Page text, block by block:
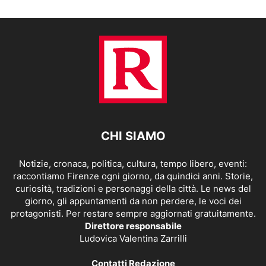
CHI SIAMO
Notizie, cronaca, politica, cultura, tempo libero, eventi:
raccontiamo Firenze ogni giorno, da quindici anni. Storie,
curiosità, tradizioni e personaggi della città. Le news del
giorno, gli appuntamenti da non perdere, le voci dei
protagonisti. Per restare sempre aggiornati gratuitamente.
Direttore responsabile
Ludovica Valentina Zarrilli
Contatti Redazione